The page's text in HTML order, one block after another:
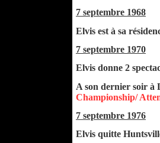
7 septembre 1968
Elvis est à sa
7 septembre 1970
Elvis donne 2
A son dernier soir à
Championship/
7 septembre 1976
Elvis quitte